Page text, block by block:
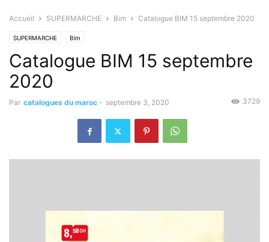
Accueil SUPERMARCHE Bim Catalogue BIM 15 septembre 2020
SUPERMARCHE Bim
Catalogue BIM 15 septembre
2020
Par catalogues du maroc - septembre 3, 2020 3729